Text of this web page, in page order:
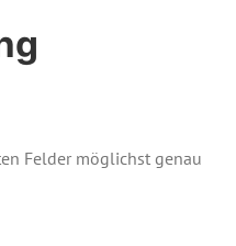
Felder möglichst genau